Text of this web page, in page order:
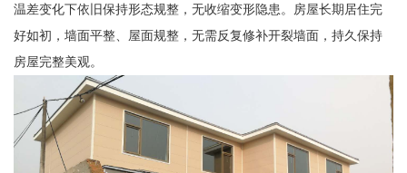
温差变化下依旧保持形态规整，无收缩变形隐患。房屋长期居住完
好如初，墙面平整、屋面规整，无需反复修补开裂墙面，持久保持
房屋完整美观。